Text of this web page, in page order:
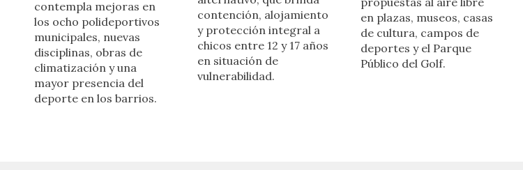
contempla mejoras en
los ocho polideportivos
municipales, nuevas
disciplinas, obras de
climatización y una
mayor presencia del
deporte en los barrios.
contención, alojamiento
y protección integral a
chicos entre 12 y 17 años
en situación de
vulnerabilidad.
en plazas, museos, casas
de cultura, campos de
deportes y el Parque
Público del Golf.